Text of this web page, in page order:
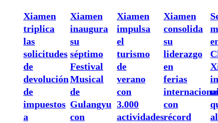
Xiamen
triplica
las
solicitudes
de
devolución
de
impuestos
a
Xiamen
inaugura
su
séptimo
Festival
Musical
de
Gulangyu
con
Xiamen
impulsa
el
turismo
de
verano
con
3.000
actividades
Xiamen
consolida
su
liderazgo
en
ferias
con
récord